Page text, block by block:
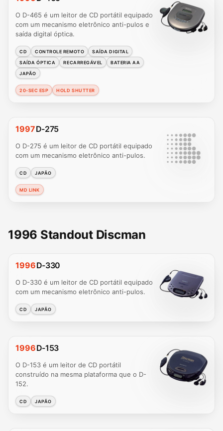
O D-465 é um leitor de CD portátil equipado
com um mecanismo eletrônico anti-pulos e
saída digital óptica.
CD CONTROLE REMOTO
SAÍDA DIGITAL
SAÍDA ÓPTICA
RECARREGÁVEL
BATERIA AA
JAPÃO
20-SEC ESP HOLD SHUTTER
1997D-275
O D-275 é um leitor de CD portátil equipado
com um mecanismo eletrônico anti-pulos.
CD JAPÃO
MD LINK
1996 Standout Discman
1996D-330
O D-330 é um leitor de CD portátil equipado
com um mecanismo eletrônico anti-pulos.
CD JAPÃO
1996D-153
O D-153 é um leitor de CD portátil
construído na mesma plataforma que o D-
152.
CD JAPÃO